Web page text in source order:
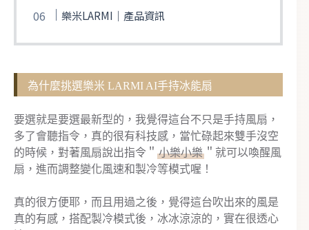
樂米LARMI｜產品資訊
為什麼挑選樂米 LARMI AI手持冰能扇
要選就是要選最新型的，我覺得這台不只是手持風扇，
多了會聽指令，真的很有科技感，當忙碌起來雙手沒空
的時候，對著風扇說出指令＂ 小樂小樂 ＂就可以喚醒風
扇，進而調整變化風速和製冷等模式喔！
真的很方便耶，而且用過之後，覺得這台吹出來的風是
真的有感，搭配製冷模式後，冰冰涼涼的，實在很透心